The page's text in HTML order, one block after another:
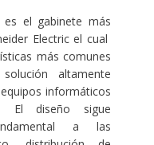
el gabinete más
Electric el cual
más comunes
altamente
informáticos
El diseño sigue
a las